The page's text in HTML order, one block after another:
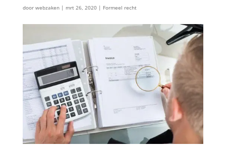
door webzaken| mrt 26, 2020| Formeel recht